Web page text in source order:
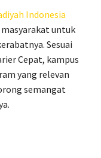
Indonesia
untuk
Sesuai
Cepat, kampus
yang relevan
semangat